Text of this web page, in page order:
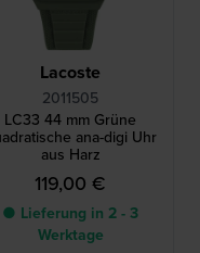
Lacoste
2011505
LC33 44 mm Grüne
ana-digi Uhr
aus Harz
119,00 €
● Lieferung in 2 - 3
Werktage